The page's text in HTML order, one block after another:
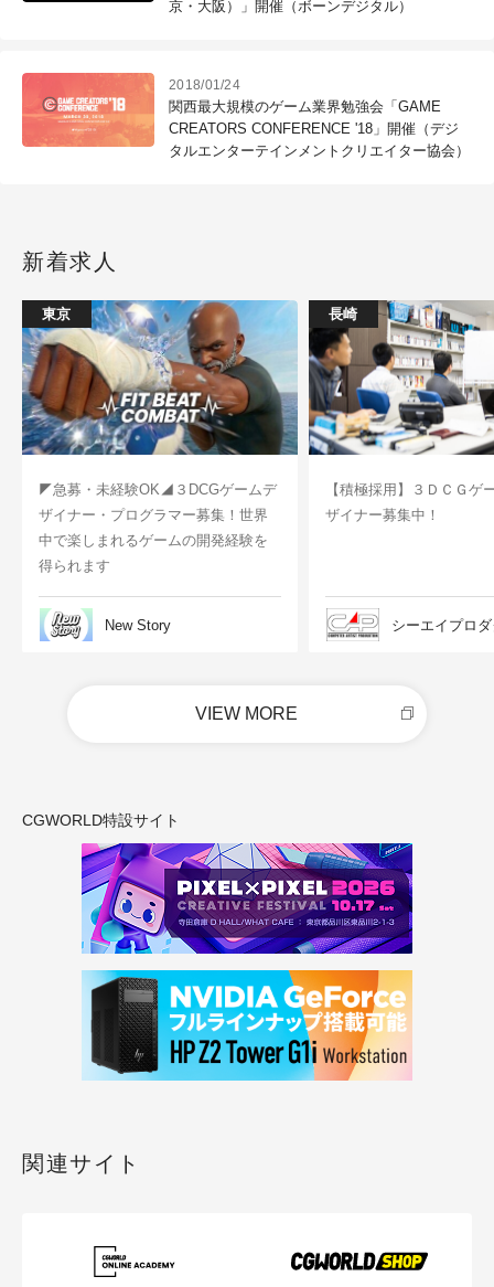
京・大阪）」開催（ボーンデジタル）
2018/01/24
関西最大規模のゲーム業界勉強会「GAME
CREATORS CONFERENCE '18」開催（デジ
タルエンターテインメントクリエイター協会）
新着求人
東京
◤急募・未経験OK◢３DCGゲームデ
ザイナー・プログラマー募集！世界
中で楽しまれるゲームの開発経験を
得られます
New Story
長崎
【積極採用】３ＤＣＧゲ
ザイナー募集中！
シーエイプロ
VIEW MORE
CGWORLD特設サイト
関連サイト